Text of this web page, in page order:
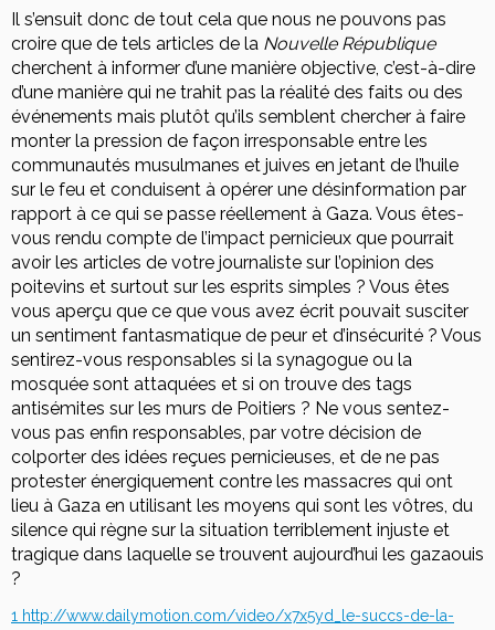
Il s’ensuit donc de tout cela que nous ne pouvons pas
croire que de tels articles de la Nouvelle République
cherchent à informer d’une manière objective, c’est-à-dire
d’une manière qui ne trahit pas la réalité des faits ou des
événements mais plutôt qu’ils semblent chercher à faire
monter la pression de façon irresponsable entre les
communautés musulmanes et juives en jetant de l’huile
sur le feu et conduisent à opérer une désinformation par
rapport à ce qui se passe réellement à Gaza. Vous êtes-
vous rendu compte de l’impact pernicieux que pourrait
avoir les articles de votre journaliste sur l’opinion des
poitevins et surtout sur les esprits simples ? Vous êtes
vous aperçu que ce que vous avez écrit pouvait susciter
un sentiment fantasmatique de peur et d’insécurité ? Vous
sentirez-vous responsables si la synagogue ou la
mosquée sont attaquées et si on trouve des tags
antisémites sur les murs de Poitiers ? Ne vous sentez-
vous pas enfin responsables, par votre décision de
colporter des idées reçues pernicieuses, et de ne pas
protester énergiquement contre les massacres qui ont
lieu à Gaza en utilisant les moyens qui sont les vôtres, du
silence qui règne sur la situation terriblement injuste et
tragique dans laquelle se trouvent aujourd’hui les gazaouis
?
1 http://www.dailymotion.com/video/x7x5yd_le-succs-de-la-